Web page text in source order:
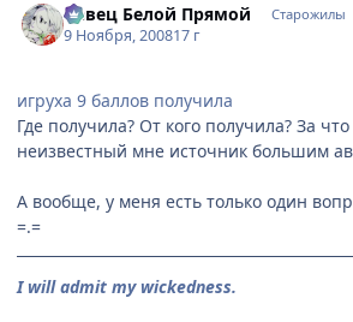
Певец Белой Прямой Старожилы
9 Ноября, 200817 г
игруха 9 баллов получила
Где получила? От кого получила? За
неизвестный мне источник большим
А вообще, у меня есть только один
=.=
I will admit my wickedness.